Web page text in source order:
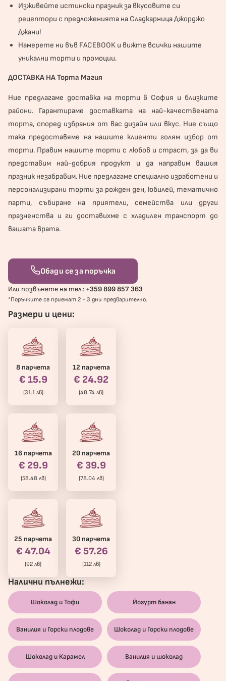
Изживейте истински празник за вкусовите си
рецептори с предложенията на Сладкарница Джорджо
Джани!
Намерете ни във FACEBOOK и вижте всички нашите
уникални торти и промоции.
ДОСТАВКА НА Торта Магия
Ние предлагаме доставка на торти в София и близките
райони. Гарантираме доставката на най-качествената
торта, според избрания от вас дизайн или вкус. Ние също
така предоставяме на нашите клиенти голям избор от
торти. Правим нашите торти с любов и страст, за да ви
представим най-добрия продукт и да направим вашия
празник незабравим. Ние предлагаме специално изработени и
персонализирани торти за рожден ден, юбилей, тематично
парти, събиране на приятели, семейства или други
празненства и ги доставихме с хладилен транспорт до
вашата врата.
Обади се за поръчка
Или позвънете на тел.: +359 899 857 363
*Поръчките се приемат 2 - 3 дни предварително.
Размери и цени:
8 парчета
€ 15.9
(31.1 лв)
12 парчета
€ 24.92
(48.74 лв)
16 парчета
€ 29.9
(58.48 лв)
20 парчета
€ 39.9
(78.04 лв)
25 парчета
€ 47.04
(92 лв)
30 парчета
€ 57.26
(112 лв)
Налични пълнежи:
Шоколад и Тофи Йогурт банан
Ванилия и Горски плодове Шоколад и Горски плодове
Шоколад и Карамел Ванилия и шоколад